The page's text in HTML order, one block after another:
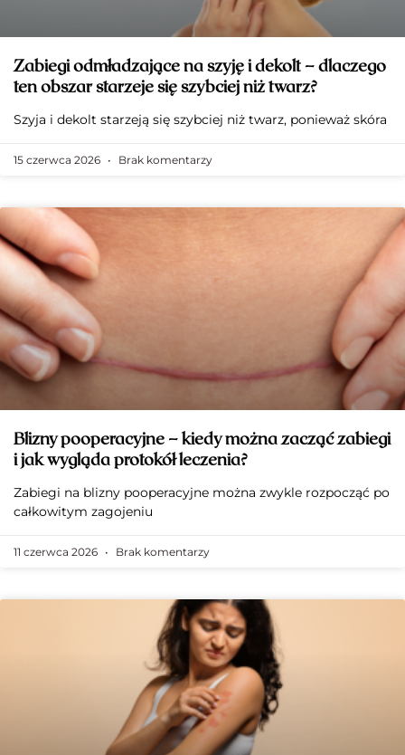
Zabiegi odmładzające na szyję i dekolt – dlaczego
ten obszar starzeje się szybciej niż twarz?
Szyja i dekolt starzeją się szybciej niż twarz, ponieważ skóra
15 czerwca 2026 Brak komentarzy
Blizny pooperacyjne – kiedy można zacząć zabiegi
i jak wygląda protokół leczenia?
Zabiegi na blizny pooperacyjne można zwykle rozpocząć po
całkowitym zagojeniu
11 czerwca 2026 Brak komentarzy